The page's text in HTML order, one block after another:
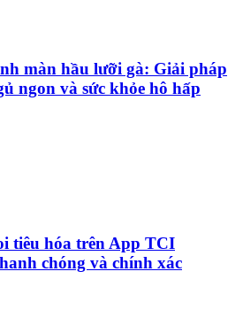
màn hầu lưỡi gà: Giải pháp
ngon và sức khỏe hô hấp
tiêu hóa trên App TCI
chóng và chính xác